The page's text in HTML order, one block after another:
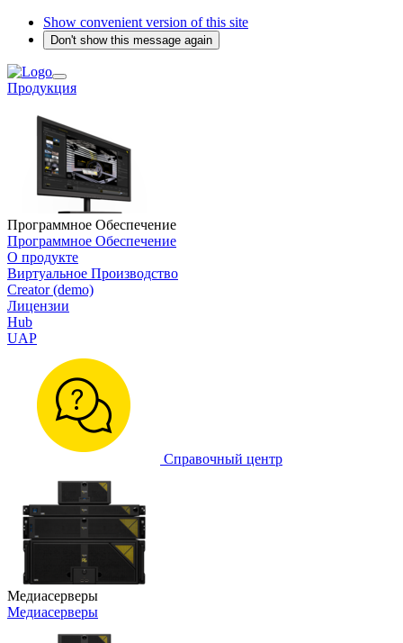
Show convenient version of this site
Don't show this message again
Продукция
Программное Обеспечение
Программное Обеспечение
О продукте
Виртуальное Производство
Creator (demo)
Лицензии
Hub
UAP
Справочный центр
Медиасерверы
Медиасерверы